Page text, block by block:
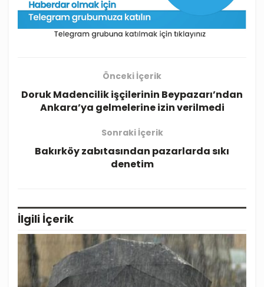
Önceki İçerik
Doruk Madencilik işçilerinin Beypazarı’ndan
Ankara’ya gelmelerine izin verilmedi
Sonraki İçerik
Bakırköy zabıtasından pazarlarda sıkı
denetim
İlgili İçerik